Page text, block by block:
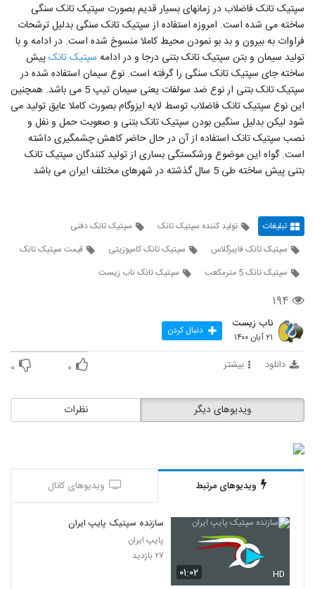
سپتیک تانک فاضلاب در زمانهای بسیار قدیم بصورت سپتیک تانک سنگی
ساخته می شده است. امروزه استفاده از سپتیک تانک سنگی بدلیل ترشحات
فراوات به بیرون و بد بو نمودن محیط کاملا منسوخ شده است. در ادامه و با
تولید سیمان و بتن سپتیک تانک بتنی درجا و در ادامه سپتیک تانکپیش
ساخته جای سپتیک تانک سنگی را گرفته است. نوع سیمان استفاده شده در
سپتیک تانک بتنی ار نوع ضد سولفات یعنی سیمان تیپ 5 می باشد. همچنین
این نوع سپتیک تانک فاضلاب توسط لایه ایزوگام بصورت کاملا عایق تولید می
شود لیکن بدلیل سنگین بودن سپتیک تانک بتنی و صعوبت حمل و نفل و
نصب سپتیک تانک استفاده از آن در حال حاضر کاهش چشمگیری داشته
است. گواه این موضوع ورشکستگی بساری از تولید کنندگان سپتیک تانک
بتنی پیش ساخته طی 5 سال گذشته در شهرهای مختلف ایران می باشد
تبلیغات تولید کننده سپتیک تانک
سپتیک تانک دفنی
سپتیک تانک فایبرگلاس
سپتیک تانک کامپوزیتی
قیمت سپتیک تانک
سپتیک تانک 5 مترمکعب
سپتیک تانک ناب زیست
۱۹۴
ناب زیست
۲۱ آبان ۱۴۰۰ دنبال کردن
دانلود بیشتر ۰ ۰
نظرات ویدیوهای دیگر
ویدیوهای مرتبط ویدیوهای کانال
۰۱:۰۲ HD
سازنده سپتیک پایپ ایران
پایپ ایران
۲۷ بازدید